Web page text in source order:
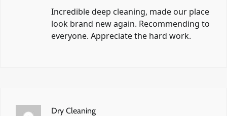
Incredible deep cleaning, made our place
look brand new again. Recommending to
everyone. Appreciate the hard work.
Dry Cleaning